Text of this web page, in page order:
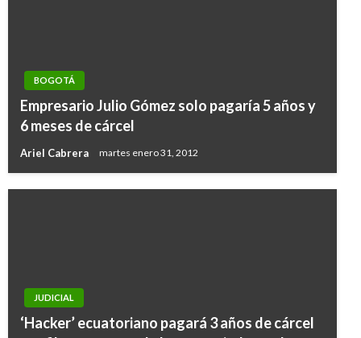
BOGOTÁ
Empresario Julio Gómez solo pagaría 5 años y
6 meses de cárcel
Ariel Cabrera martes enero 31, 2012
JUDICIAL
‘Hacker’ ecuatoriano pagará 3 años de cárcel